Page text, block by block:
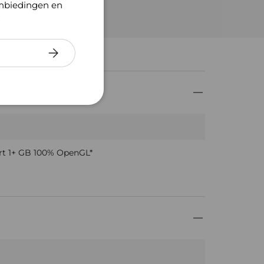
GB 100% OpenGL*
en
Abonneer